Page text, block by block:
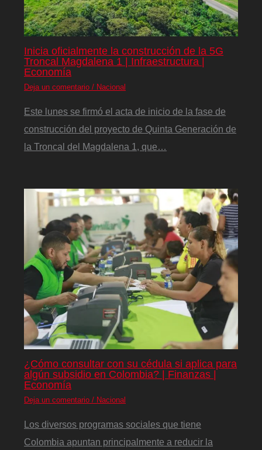
Inicia oficialmente la construcción de la 5G
Troncal Magdalena 1 | Infraestructura |
Economía
Deja un comentario / Nacional
Este lunes se firmó el acta de inicio de la fase de
construcción del proyecto de Quinta Generación de
la Troncal del Magdalena 1, que…
¿Cómo consultar con su cédula si aplica para
algún subsidio en Colombia? | Finanzas |
Economía
Deja un comentario / Nacional
Los diversos programas sociales que tiene
Colombia apuntan principalmente a reducir la